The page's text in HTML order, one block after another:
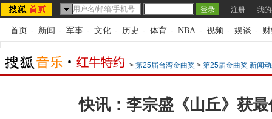
注册 我
首页 - 新闻 - 军事 - 文化 - 历史 - 体育 - NBA - 视频 - 娱谈 -
> 第25届台湾金曲奖 > 第25届金曲奖 新闻
快讯：李宗盛《山丘》获